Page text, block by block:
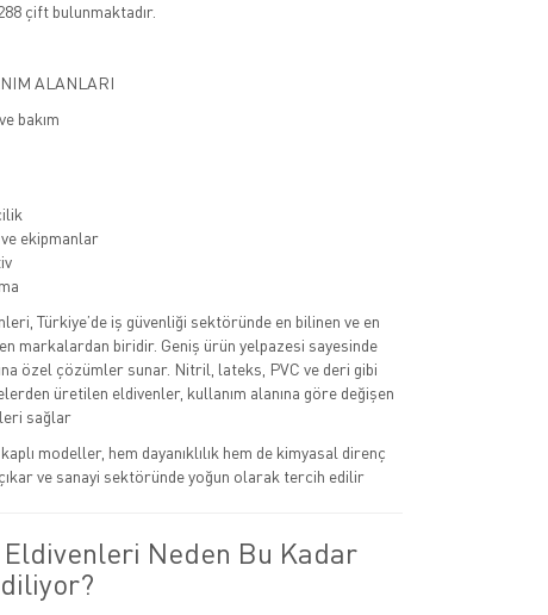
çift bulunmaktadır.
ALANLARI
bakım
ekipmanlar
Türkiye’de iş güvenliği sektöründe en bilinen ve en
markalardan biridir. Geniş ürün yelpazesi sayesinde
özel çözümler sunar. Nitril, lateks, PVC ve deri gibi
üretilen eldivenler, kullanım alanına göre değişen
sağlar
modeller, hem dayanıklılık hem de kimyasal direnç
çıkar ve sanayi sektöründe yoğun olarak tercih edilir
Eldivenleri Neden Bu Kadar